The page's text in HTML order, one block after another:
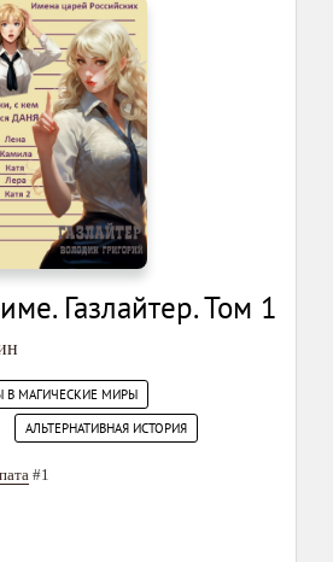
Газлайтер. Том 1
МАГИЧЕСКИЕ МИРЫ
АЛЬТЕРНАТИВНАЯ ИСТОРИЯ
#1